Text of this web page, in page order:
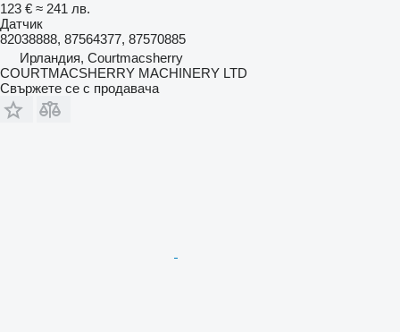
123 € ≈ 241 лв.
Датчик
82038888, 87564377, 87570885
Ирландия, Courtmacsherry
COURTMACSHERRY MACHINERY LTD
Свържете се с продавача